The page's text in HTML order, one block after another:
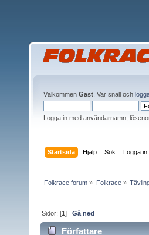
Välkommen Gäst . Var snäll och
Logga in med användarnamn,
Startsida Hjälp Sök Logga in
Folkrace forum » Folkrace»
Sidor: [1]Gå ned
Författare